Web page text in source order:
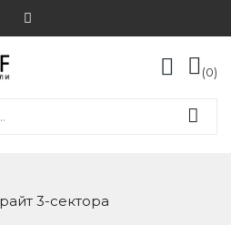
0
3-сектора